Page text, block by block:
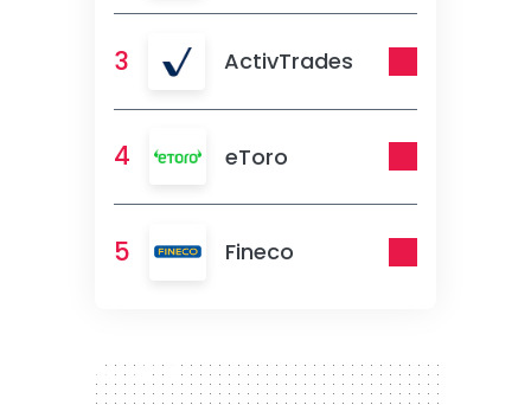
3 ActivTrades
4 eToro
5 Fineco
300 x 250